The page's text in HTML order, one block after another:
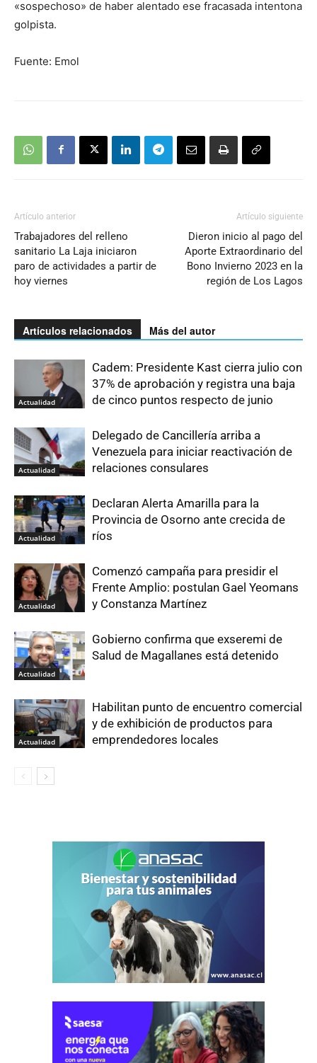
«sospechoso» de haber alentado ese fracasada intentona
golpista.
Fuente: Emol
Artículo anterior
Trabajadores del relleno
sanitario La Laja iniciaron
paro de actividades a partir de
hoy viernes
Artículo siguiente
Dieron inicio al pago del
Aporte Extraordinario del
Bono Invierno 2023 en la
región de Los Lagos
Artículos relacionados Más del autor
Actualidad
Cadem: Presidente Kast cierra julio con
37% de aprobación y registra una baja
de cinco puntos respecto de junio
Actualidad
Delegado de Cancillería arriba a
Venezuela para iniciar reactivación de
relaciones consulares
Actualidad
Declaran Alerta Amarilla para la
Provincia de Osorno ante crecida de
ríos
Actualidad
Comenzó campaña para presidir el
Frente Amplio: postulan Gael Yeomans
y Constanza Martínez
Actualidad
Gobierno confirma que exseremi de
Salud de Magallanes está detenido
Actualidad
Habilitan punto de encuentro comercial
y de exhibición de productos para
emprendedores locales